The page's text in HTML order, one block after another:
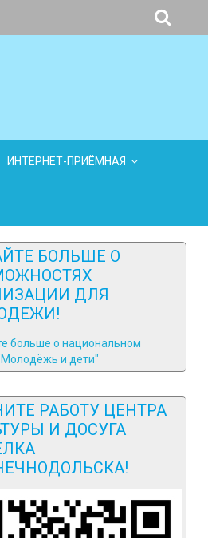
ИНТЕРНЕТ-ПРИЁМНАЯ
БОЛЬШЕ О
ДЛЯ
РАБОТУ ЦЕНТРА
И ДОСУГА